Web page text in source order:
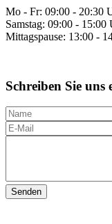
Mo - Fr: 09:00 - 20:30
Samstag: 09:00 - 15:00
Mittagspause: 13:00 -
Schreiben Sie uns
N
a
m
E
-
l
e
N